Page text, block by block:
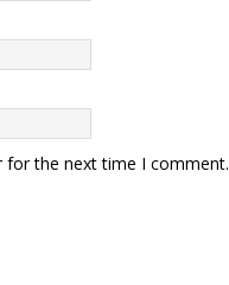
for the next time I comment.